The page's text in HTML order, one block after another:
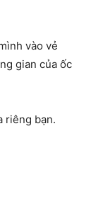
vào vẻ
gian của ốc
riêng bạn.